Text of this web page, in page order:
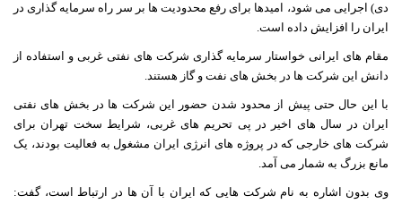
دی) اجرایی می شود، امیدها برای رفع محدودیت ها بر سر راه سرمایه گذاری در
ایران را افزایش داده است.
مقام های ایرانی خواستار سرمایه گذاری شرکت های نفتی غربی و استفاده از
دانش این شرکت ها در بخش های نفت و گاز هستند.
با این حال حتی پیش از محدود شدن حضور این شرکت ها در بخش های نفتی
ایران در سال های اخیر در پی تحریم های غربی، شرایط سخت تهران برای
شرکت های خارجی که در پروژه های انرژی ایران مشغول به فعالیت بودند، یک
مانع بزرگ به شمار می آمد.
وی بدون اشاره به نام شرکت هایی که ایران با آن ها در ارتباط است، گفت: